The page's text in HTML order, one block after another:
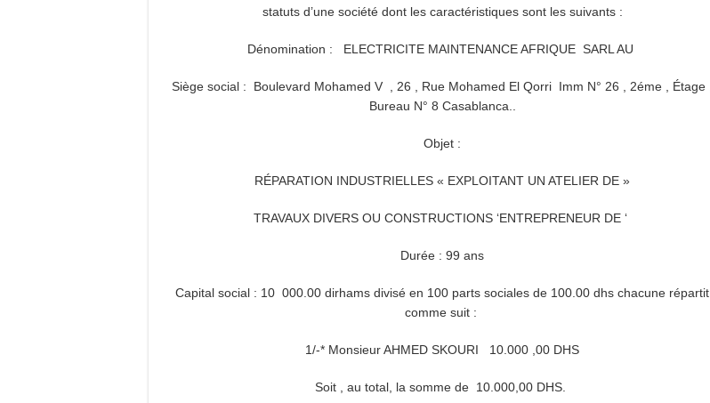
statuts d’une société dont les caractéristiques sont les suivants :
Dénomination : ELECTRICITE MAINTENANCE AFRIQUE SARL AU
Siège social : Boulevard Mohamed V , 26 , Rue Mohamed El Qorri Imm N° 26 , 2éme , Étage ,
Bureau N° 8 Casablanca..
Objet :
RÉPARATION INDUSTRIELLES « EXPLOITANT UN ATELIER DE »
TRAVAUX DIVERS OU CONSTRUCTIONS ‘ENTREPRENEUR DE ‘
Durée : 99 ans
Capital social : 10 000.00 dirhams divisé en 100 parts sociales de 100.00 dhs chacune répartit
comme suit :
1/-* Monsieur AHMED SKOURI 10.000 ,00 DHS
Soit , au total, la somme de 10.000,00 DHS.